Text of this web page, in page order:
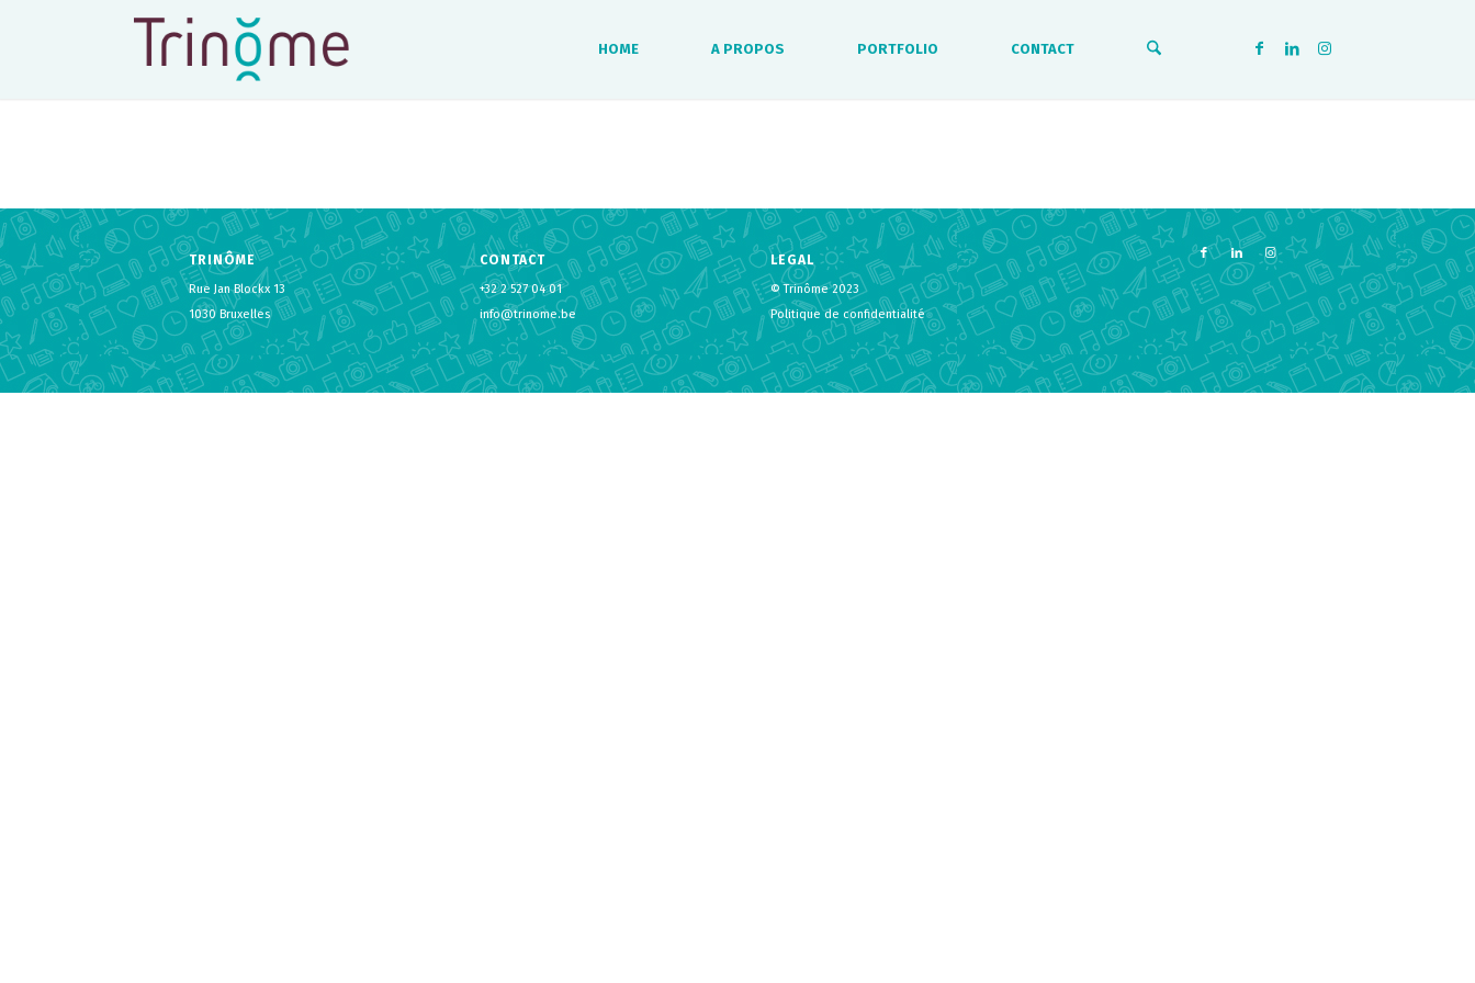
HOME A PROPOS PORTFOLIO CONTACT
TRINÔME
Rue Jan Blockx 13
1030 Bruxelles
CONTACT
+32 2 527 04 01
info@trinome.be
LEGAL
© Trinôme 2023
Politique de confidentialité